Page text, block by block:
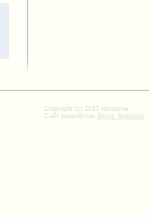
Copyright (c) 2010 Интерлок
Сайт разработан Gyrus Solutions